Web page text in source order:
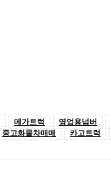
메가트럭 영업용넘버
중고화물차매매 카고트럭